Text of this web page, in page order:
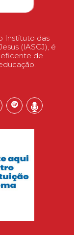
Instituto das
(IASCJ), é
de